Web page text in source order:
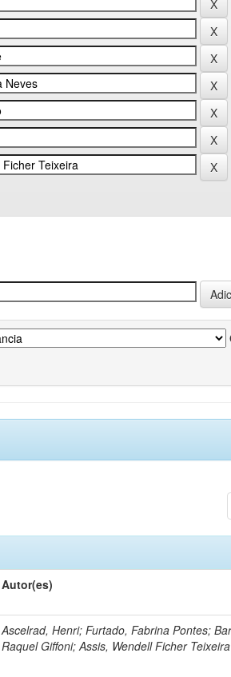
Autor(es)
Ascelrad, Henri; Furtado, Fabrina Pontes;
Raquel Giffoni; Assis, Wendell Ficher Teixeira